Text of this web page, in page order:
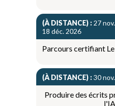
(À DISTANCE) : 27
18 déc. 2026
Parcours certifiant
(À DISTANCE) :30
Produire des écrits
l'IA